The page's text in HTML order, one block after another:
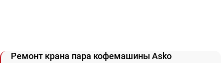
Ремонт крана пара кофемашины Asko